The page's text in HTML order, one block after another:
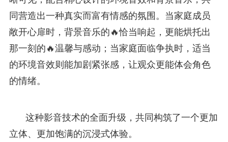
同营造出一种真实而富有情感的氛围。当家庭成员
敞开心扉时，背景音乐的🔥恰当响起，更能烘托出
那一刻的🔥温馨与感动；当家庭面临争执时，适当
的环境音效则能加剧紧张感，让观众更能体会角色
的情绪。
这种影音技术的全面升级，共同构筑了一个更加
立体、更加饱满的沉浸式体验。